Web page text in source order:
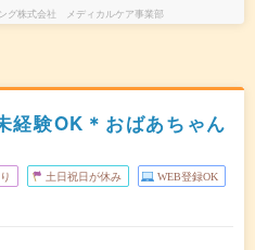
グ株式会社 メディカルケア事業部
経験OK＊おばあちゃん
土日祝日が休み WEB登録OK